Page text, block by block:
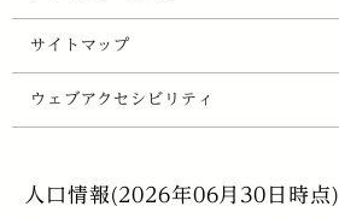
サイトマップ
ウェブアクセシビリティ
人口情報(2026年06月30日時点)